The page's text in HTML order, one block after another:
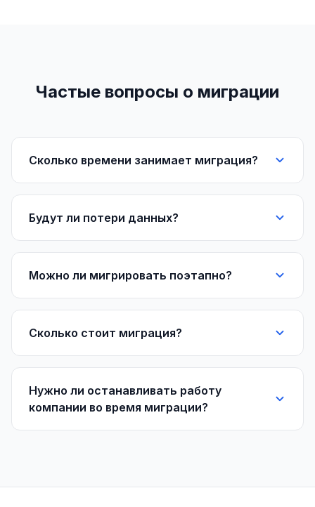
Частые вопросы о миграции
Сколько времени занимает миграция?
Будут ли потери данных?
Можно ли мигрировать поэтапно?
Сколько стоит миграция?
Нужно ли останавливать работу
компании во время миграции?